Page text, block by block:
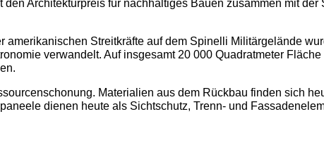
Architekturpreis für nachhaltiges Bauen zusammen mit
Streitkräfte auf dem Spinelli Militärgelände
verwandelt. Auf insgesamt 20 000 Quadratmeter
Materialien aus dem Rückbau finden sich
dienen heute als Sichtschutz, Trenn- und